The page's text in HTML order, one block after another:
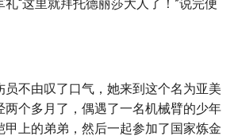
“这里就拜托德丽莎大人了！”说完便
员不由叹了口气，她来到这个名为亚美
两个多月了，偶遇了一名机械臂的少年
甲上的弟弟，然后一起参加了国家炼金